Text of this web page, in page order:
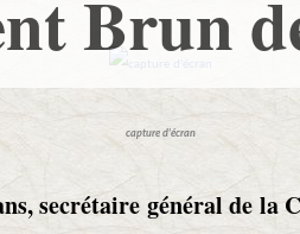
capture d'écran
secrétaire général de la